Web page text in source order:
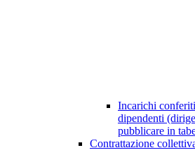
Incarichi
dipendenti
pubblicare in
Contrattazione